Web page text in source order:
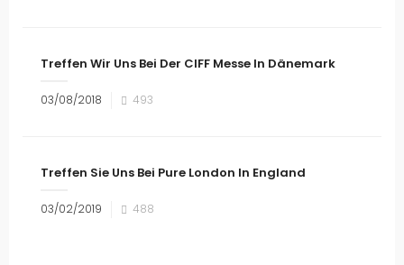
Treffen Wir Uns Bei Der CIFF Messe In Dänemark
03/08/2018 493
Treffen Sie Uns Bei Pure London In England
03/02/2019 488